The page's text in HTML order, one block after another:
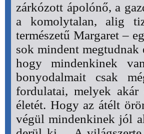
zárkózott ápolónő, a
a komolytalan, alig
természetű Margaret –
sok mindent
hogy mindenkinek
bonyodalmait csak
fordulatai, melyek
életét. Hogy az átélt
végül mindenkinek jól